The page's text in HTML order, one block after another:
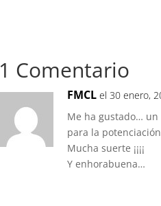
b
o
o
k
A
p
p
1 Comentario
FMCL el 30 enero,
Me ha gustado…
para la
Mucha suerte ¡¡¡¡
Y enhorabuena…